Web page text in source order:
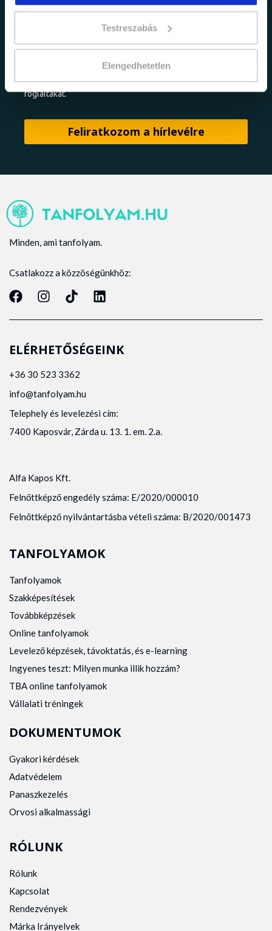
Testreszabás
Elengedhetetlen
Elfogadom azadatkezelési tájékoztatóban
foglaltakat.
Minden, ami tanfolyam.
Csatlakozz a közzöségünkhöz:
ELÉRHETŐSÉGEINK
+36 30 523 3362
info@tanfolyam.hu
Telephely és levelezési cím:
7400 Kaposvár, Zárda u. 13. 1. em. 2.a.
Alfa Kapos Kft.
Felnőttképző engedély száma: E/2020/000010
Felnőttképző nyilvántartásba vételi száma: B/2020/001473
TANFOLYAMOK
Tanfolyamok
Szakképesítések
Továbbképzések
Online tanfolyamok
Levelező képzések, távoktatás, és e-learning
Ingyenes teszt: Milyen munka illik hozzám?
TBA online tanfolyamok
Vállalati tréningek
DOKUMENTUMOK
Gyakori kérdések
Adatvédelem
Panaszkezelés
Orvosi alkalmassági
RÓLUNK
Rólunk
Kapcsolat
Rendezvények
Márka Irányelvek